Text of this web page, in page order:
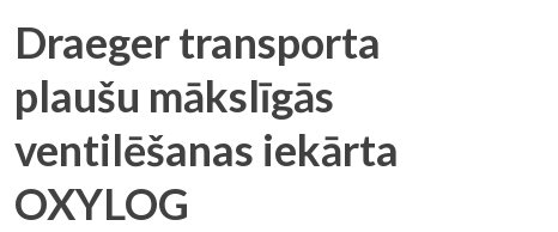
Draeger transporta
plaušu mākslīgās
ventilēšanas iekārta
OXYLOG